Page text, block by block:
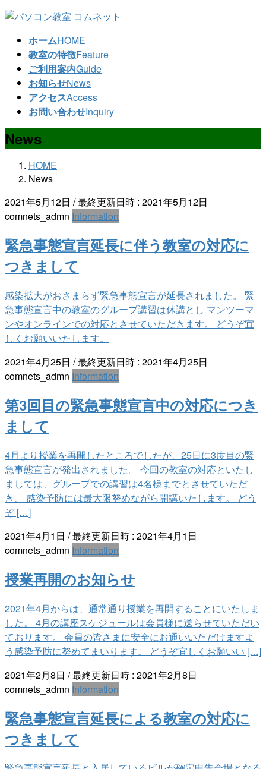
コ
ッ
プ
ナ
移
動
ホームHOME
教室の特徴Feature
ご利用案内Guide
お知らせNews
アクセスAccess
お問い合わせInquiry
News
HOME
News
2021年5月12日 / 最終更新日時 : 2021年5月12日
comnets_admn Information
緊急事態宣言延長に伴う教室の対応に
つきまして
感染拡大がおさまらず緊急事態宣言が延長されました。 緊
急事態宣言中の教室のグループ講習は休講とし マンツーマ
ンやオンラインでの対応とさせていただきます。 どうぞ宜
しくお願いいたします。
2021年4月25日 / 最終更新日時 : 2021年4月25日
comnets_admn Information
第3回目の緊急事態宣言中の対応につき
まして
4月より授業を再開したところでしたが、25日に3度目の緊
急事態宣言が発出されました。 今回の教室の対応といたし
ましては、グループでの講習は4名様までとさせていただ
き、 感染予防には最大限努めながら開講いたします。 どう
ぞ […]
2021年4月1日 / 最終更新日時 : 2021年4月1日
comnets_admn Information
授業再開のお知らせ
2021年4月からは、通常通り授業を再開することにいたしま
した。 4月の講座スケジュールは会員様に送らせていただい
ております。 会員の皆さまに安全にお通いいただけますよ
う感染予防に努めてまいります。 どうぞ宜しくお願いい […]
2021年2月8日 / 最終更新日時 : 2021年2月8日
comnets_admn Information
緊急事態宣言延長による教室の対応に
つきまして